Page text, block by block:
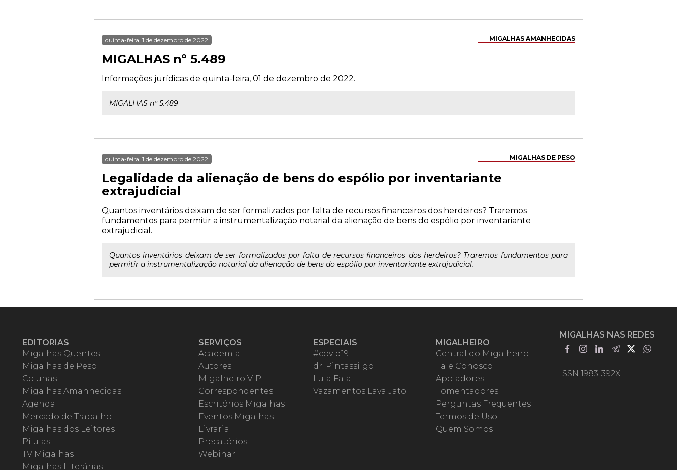
MIGALHAS AMANHECIDAS
quinta-feira, 1 de dezembro de 2022
MIGALHAS nº 5.489
Informações jurídicas de quinta-feira, 01 de dezembro de 2022.
MIGALHAS nº 5.489
MIGALHAS DE PESO
quinta-feira, 1 de dezembro de 2022
Legalidade da alienação de bens do espólio por inventariante
extrajudicial
Quantos inventários deixam de ser formalizados por falta de recursos financeiros dos herdeiros? Traremos
fundamentos para permitir a instrumentalização notarial da alienação de bens do espólio por inventariante
extrajudicial.
Quantos inventários deixam de ser formalizados por falta de recursos financeiros dos herdeiros? Traremos fundamentos para
permitir a instrumentalização notarial da alienação de bens do espólio por inventariante extrajudicial.
EDITORIAS
Migalhas Quentes
Migalhas de Peso
Colunas
Migalhas Amanhecidas
Agenda
Mercado de Trabalho
Migalhas dos Leitores
Pílulas
TV Migalhas
Migalhas Literárias
SERVIÇOS
Academia
Autores
Migalheiro VIP
Correspondentes
Escritórios Migalhas
Eventos Migalhas
Livraria
Precatórios
Webinar
ESPECIAIS
#covid19
dr. Pintassilgo
Lula Fala
Vazamentos Lava Jato
MIGALHEIRO
Central do Migalheiro
Fale Conosco
Apoiadores
Fomentadores
Perguntas Frequentes
Termos de Uso
Quem Somos
MIGALHAS NAS REDES
ISSN 1983-392X